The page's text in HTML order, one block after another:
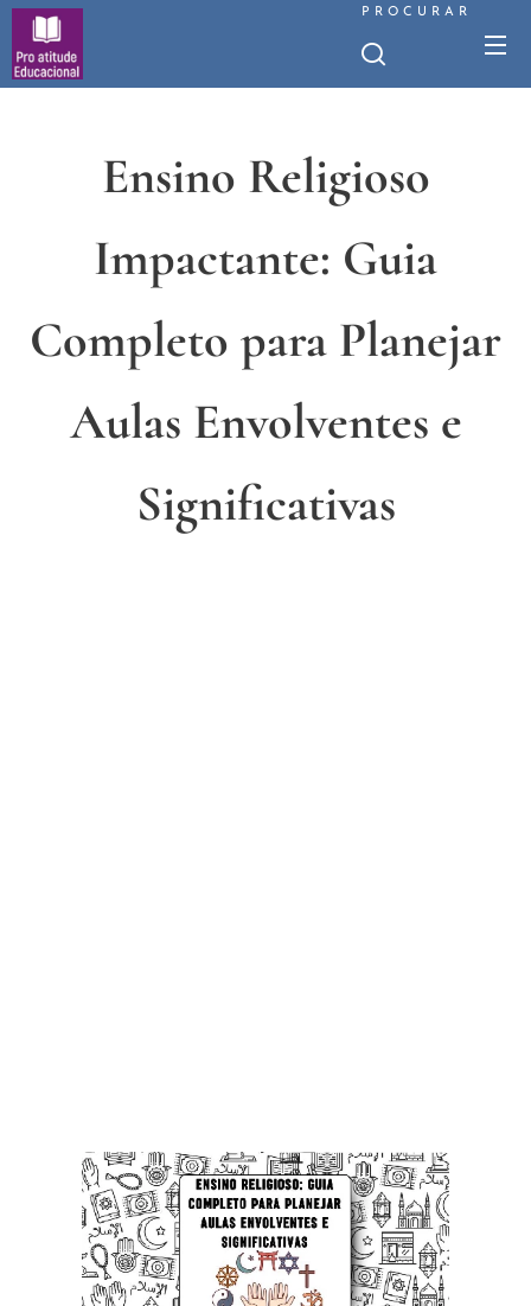
PROCURAR
Ensino Religioso
Impactante: Guia
Completo para Planejar
Aulas Envolventes e
Significativas